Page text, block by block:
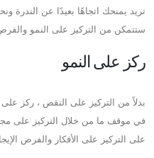
تريد يمنحك اتجاهًا بعيدًا عن الندرة
ستتمكن من التركيز على النمو
ركز على النمو
بدلاً من التركيز على النقص ، ركز
في موقف ما من خلال التركيز على
على التركيز على الأفكار والفرص